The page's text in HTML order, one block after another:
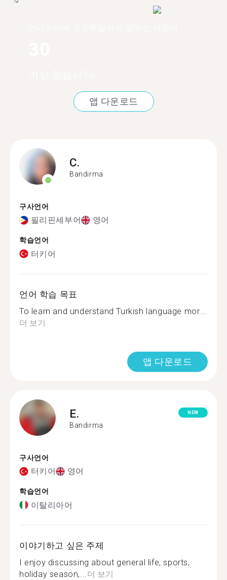
앱 다운로드
C.
Bandirma
구사언어
필리핀세부어 영어
학습언어
터키어
언어 학습 목표
To learn and understand Turkish language mor...
더 보기
앱 다운로드
E.
Bandirma
NEW
구사언어
터키어 영어
학습언어
이탈리아어
이야기하고 싶은 주제
I enjoy discussing about general life, sports,
holiday season,... 더 보기